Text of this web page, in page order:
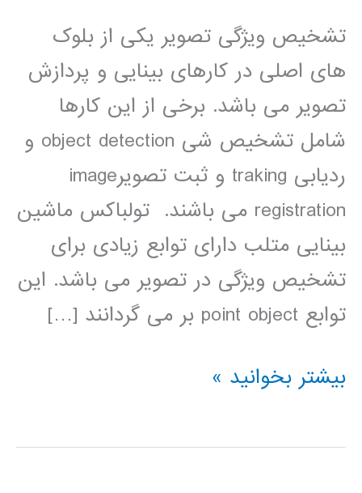
تشخیص ویژگی تصویر یکی از بلوک
های اصلی در کارهای بینایی و پردازش
تصویر می باشد. برخی از این کارها
شامل تشخیص شی object detection و
ردیابی traking و ثبت تصویرimage
registration می باشند. تولباکس ماشین
بینایی متلب دارای توابع زیادی برای
تشخیص ویژگی در تصویر می باشد. این
توابع point object بر می گردانند […]
آموزش
ویژگی
بیشتر بخوانید »